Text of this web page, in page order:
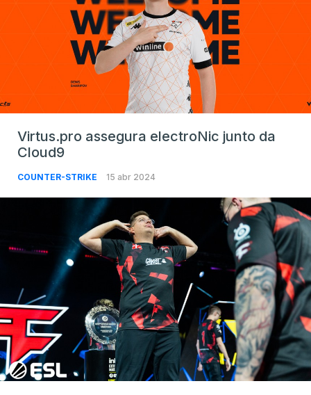
Virtus.pro assegura electroNic junto da
Cloud9
COUNTER-STRIKE 15 abr 2024